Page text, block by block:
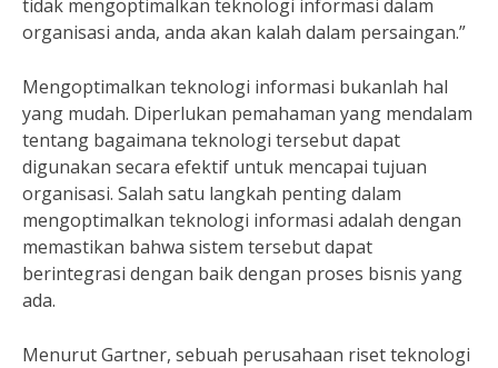
tidak mengoptimalkan teknologi informasi dalam
organisasi anda, anda akan kalah dalam persaingan.”
Mengoptimalkan teknologi informasi bukanlah hal
yang mudah. Diperlukan pemahaman yang mendalam
tentang bagaimana teknologi tersebut dapat
digunakan secara efektif untuk mencapai tujuan
organisasi. Salah satu langkah penting dalam
mengoptimalkan teknologi informasi adalah dengan
memastikan bahwa sistem tersebut dapat
berintegrasi dengan baik dengan proses bisnis yang
ada.
Menurut Gartner, sebuah perusahaan riset teknologi